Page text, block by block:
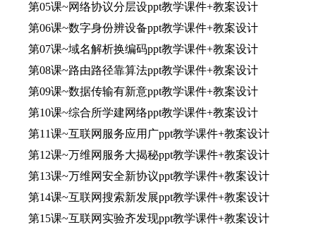
第05课~网络协议分层设ppt教学课件+教案设计
第06课~数字身份辨设备ppt教学课件+教案设计
第07课~域名解析换编码ppt教学课件+教案设计
第08课~路由路径靠算法ppt教学课件+教案设计
第09课~数据传输有新意ppt教学课件+教案设计
第10课~综合所学建网络ppt教学课件+教案设计
第11课~互联网服务应用广ppt教学课件+教案设计
第12课~万维网服务大揭秘ppt教学课件+教案设计
第13课~万维网安全新协议ppt教学课件+教案设计
第14课~互联网搜索新发展ppt教学课件+教案设计
第15课~互联网实验齐发现ppt教学课件+教案设计